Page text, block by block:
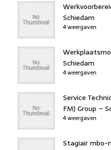
Schiedam
4 weergaven
Schiedam
4 weergaven
Service
FMJ Group –
4 weergaven
Stagiair mbo-